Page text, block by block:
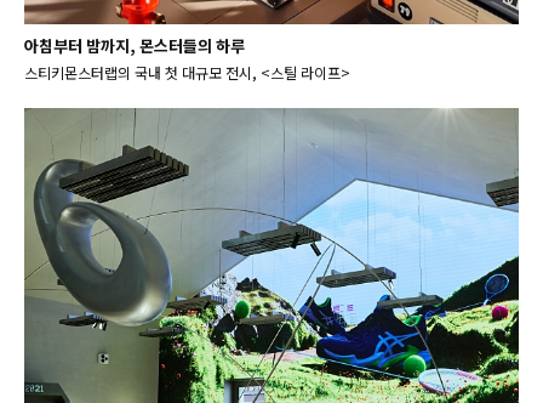
아침부터 밤까지, 몬스터들의 하루
스티키몬스터랩의 국내 첫 대규모 전시, <스틸 라이프>